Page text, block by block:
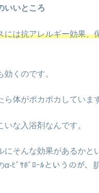
いいところ
には抗アレルギー効果、
効くのです。
ら体がポカポカしていま
いな入浴剤なんです。
にそんな効果があるかと
α-ﾋﾞｻﾎﾞﾛｰﾙというのが、